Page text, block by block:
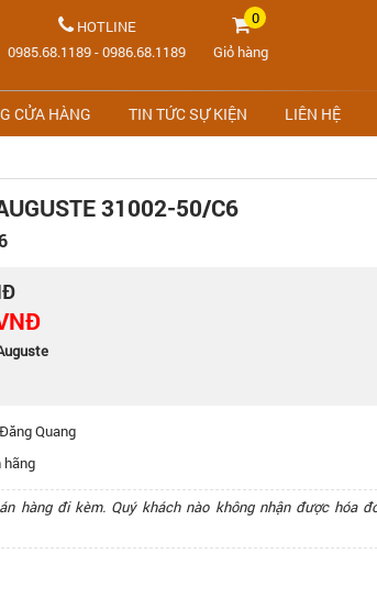
HOTLINE
0985.68.1189-0986.68.1189
0
Giỏ hàng
CỬA HÀNG TIN TỨC SỰ KIỆN LIÊN HỆ
31002-50/C6
Quang
hãng
hàng đi kèm. Quý khách nào không nhận được hóa